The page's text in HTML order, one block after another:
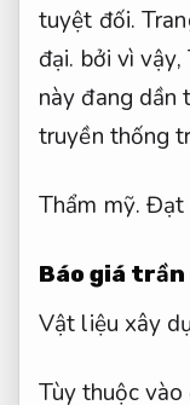
tuyệt đối.
đại. bởi vì vậy,
này đang dần
truyền thống
Thẩm mỹ. Đạt
Báo giá trần
Vật liệu xây
Tùy thuộc